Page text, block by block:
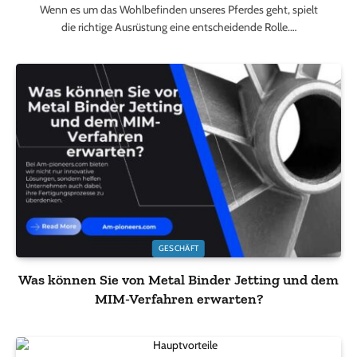
Wenn es um das Wohlbefinden unseres Pferdes geht, spielt
die richtige Ausrüstung eine entscheidende Rolle.…
GESCHÄFT
Was können Sie von Metal Binder Jetting und dem
MIM-Verfahren erwarten?